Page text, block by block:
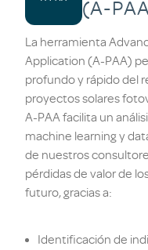
(A-
La herramienta
Application (A-PAA)
profundo y rápido del
proyectos solares
A-PAA facilita un
machine learning y
de nuestros
pérdidas de valor de
futuro, gracias a:
Identificación de